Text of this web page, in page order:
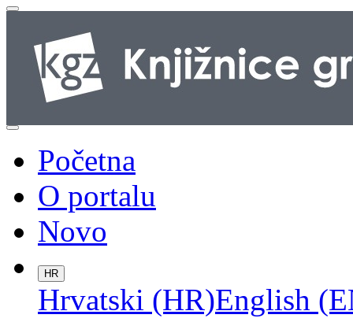
Početna
O portalu
Novo
HR
Hrvatski (HR)English